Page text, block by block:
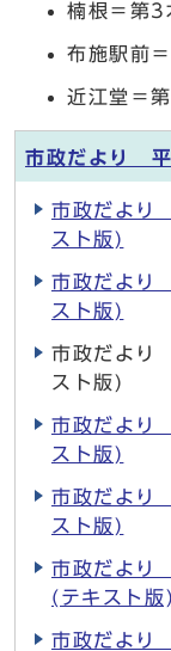
楠根＝第3
布施駅前
近江堂＝
市政だより
市政だよ
スト版)
市政だよ
スト版)
市政だよ
スト版)
市政だよ
スト版)
市政だよ
スト版)
市政だよ
(テキスト版)
市政だよ